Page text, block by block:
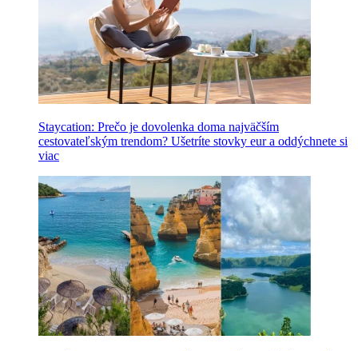
Staycation: Prečo je dovolenka doma najväčším
cestovateľským trendom? Ušetríte stovky eur a oddýchnete si
viac